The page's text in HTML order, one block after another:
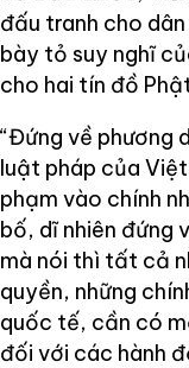
đấu tranh cho
bày tỏ suy nghĩ
cho hai tín đồ
“Đứng về phương
luật pháp của
phạm vào chính
bố, dĩ nhiên đứng
mà nói thì tất cả
quyền, những
quốc tế, cần có
đối với các hành